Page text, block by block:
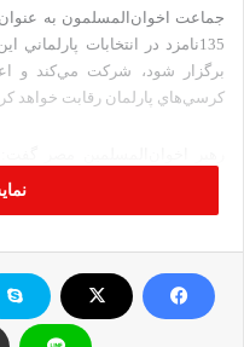
جماعت اخوان‌المسلمون به
كرسي‌هاي پارلمان رقابت خواهد
شهروندان و تضمين برگزاري
نيروهاي امنيتي مصر همزمان با